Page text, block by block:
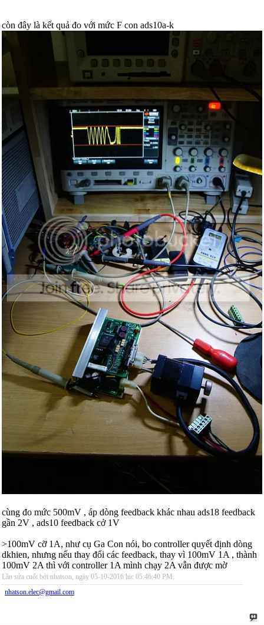
còn đây là kết quả đo với mức F con ads10a-k
cùng đo mức 500mV , áp dòng feedback khác nhau ads18 feedback
gần 2V , ads10 feedback cở 1V
>100mV cỡ 1A, như cụ Ga Con nói, bo controller quyết định dòng
dkhien, nhưng nếu thay đổi các feedback, thay vì 100mV 1A , thành
100mV 2A thì với controller 1A mình chạy 2A vẫn được mờ
Lần sửa cuối bởi nhatson, ngày 05-10-2016 lúc 05:46:40 PM
nhatson.elec@gmail.com